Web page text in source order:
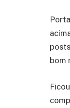
bom